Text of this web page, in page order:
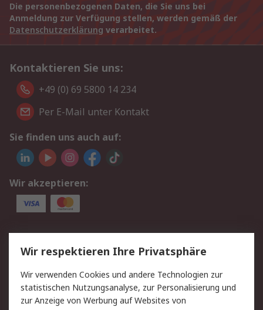
Die personenbezogenen Daten, die Sie uns bei
Anmeldung zur Verfügung stellen, werden gemäß der
Datenschutzerklärung verarbeitet.
Kontaktieren Sie uns:
+49 (0) 69 5800 14 234
Per E-Mail unter Kontakt
Sie finden uns auch auf:
Wir akzeptieren:
Service
Value Added Services
Lieferlösungen
Rücksendungen
Kontakt
Hilfe
Privatkunden
Wir respektieren Ihre Privatsphäre
Wir verwenden Cookies und andere Technologien zur
statistischen Nutzungsanalyse, zur Personalisierung und
zur Anzeige von Werbung auf Websites von